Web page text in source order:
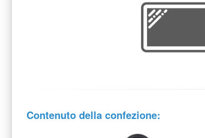
Contenuto della confezione: